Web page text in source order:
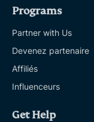
Programs
Partner with Us
Devenez partenaire
Affiliés
Influenceurs
Get Help